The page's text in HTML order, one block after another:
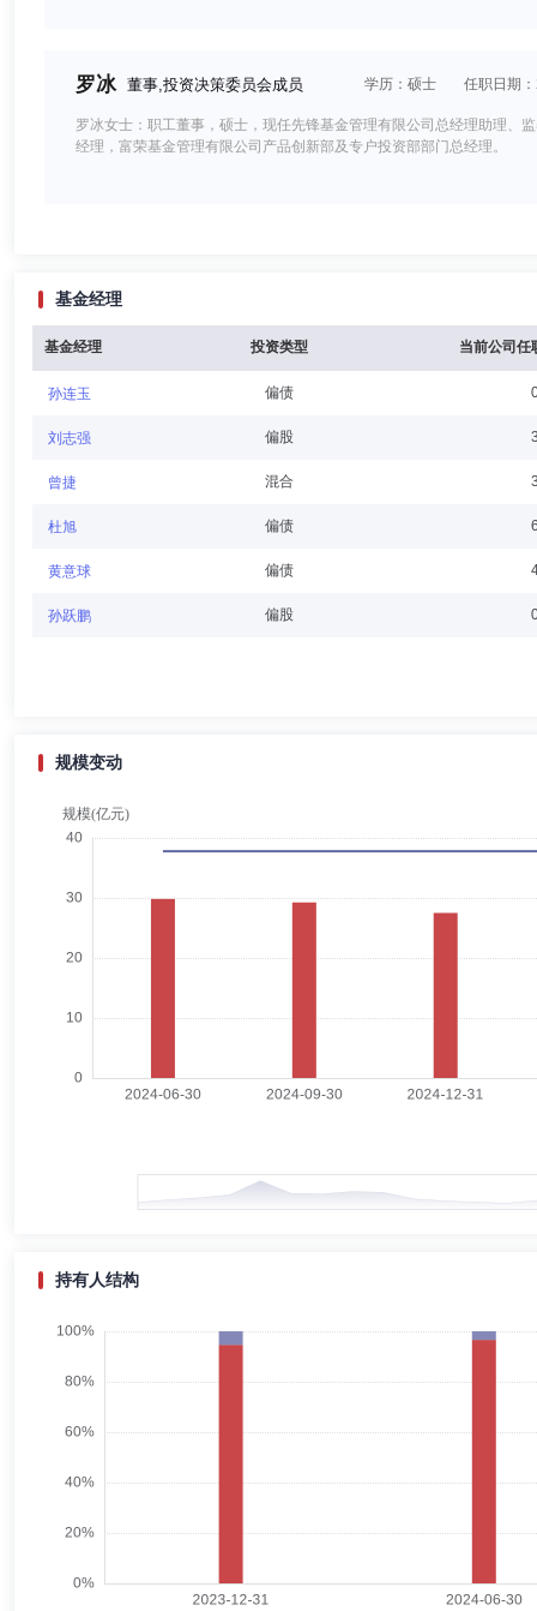
罗冰 董事,投资决策委员会成员 学历：硕士 任职日期
罗冰女士：职工董事，硕士，现任先锋基金管理有限公司总经理助理、
经理，富荣基金管理有限公司产品创新部及专户投资部部门总经理。
张帆先生：硕士研究生，毕业于武汉理工大学。曾任新时代证券股份有
锋基金管理有限公司总经理兼首席信息官、财务负责人。
杨亚 学历：硕士
杨亚先生：独立董事，硕士，现任北京邮电大学计算机学院副教授，
宋衍蘅 学历：博士
费安玲女士：独立董事，博士，现任中国政法大学法学二级教授，国
事、中国检察学研究会民事专业委员会副主任、中国欧洲学会意大利研
涂卫东 督察长（督察员） 学历：硕士 任职日期：
今，任中共融通基金管理有限公司支部委员会副书记。2011年3月至今
曾捷女士：北京航空航天大学工学硕士。曾先后任职安信证券股份有
员，现任研究部总经理、基金经理。现任先锋精一灵活配置混合型发
杜旭 投资决策委员会成员 学历：硕士 任职日期：
杜旭女士：中国国籍，硕士，2019年8月加入先锋基金管理有限公司，
基金经理
基金经理 投资类型 当前公司任
孙连玉 偏债
刘志强 偏股
曾捷 混合
杜旭 偏债
黄意球 偏债
孙跃鹏 偏股
规模变动
持有人结构